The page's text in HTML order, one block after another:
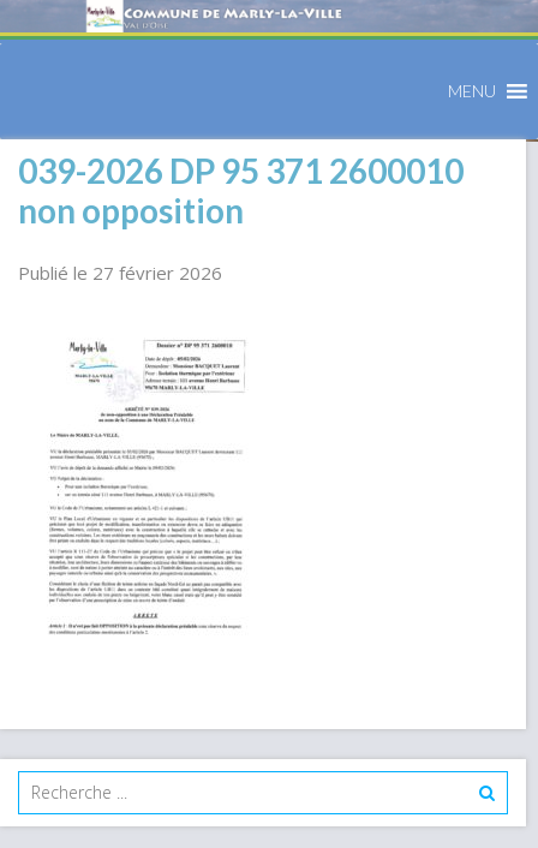
MENU
039-2026 DP 95 371 2600010
non opposition
Publié le 27 février 2026